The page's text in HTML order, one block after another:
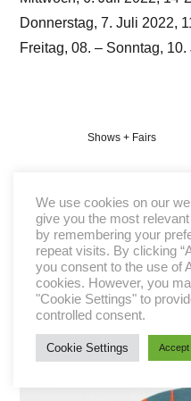
Donnerstag, 7. Juli 2022,
Freitag, 08. – Sonntag,
Veröffentlicht
Shows + Fairs
Loud
We use cookies on our
give you the most
by remembering your
repeat visits. By clicking
you consent to the use of
cookies. However, you
"Cookie Settings" to
controlled consent.
Cookie Settings Accept